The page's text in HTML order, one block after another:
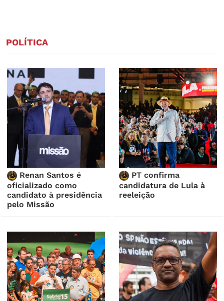
POLÍTICA
Renan Santos é
oficializado como
candidato à presidência
pelo Missão
PT confirma
candidatura de Lula à
reeleição